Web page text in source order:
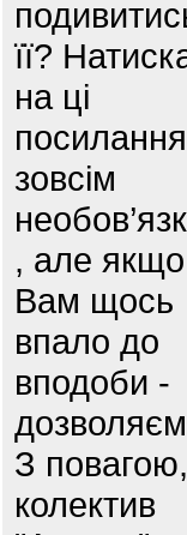
її?
на ці
посилання
зовсім
, але якщо
Вам щось
впало до
вподоби -
З повагою,
колектив